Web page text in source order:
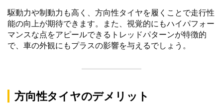
駆動力や制動力も高く、方向性タイヤを履くことで走行性
能の向上が期待できます。また、視覚的にもハイパフォー
マンスな点をアピールできるトレッドパターンが特徴的
で、車の外観にもプラスの影響を与えるでしょう。
方向性タイヤのデメリット